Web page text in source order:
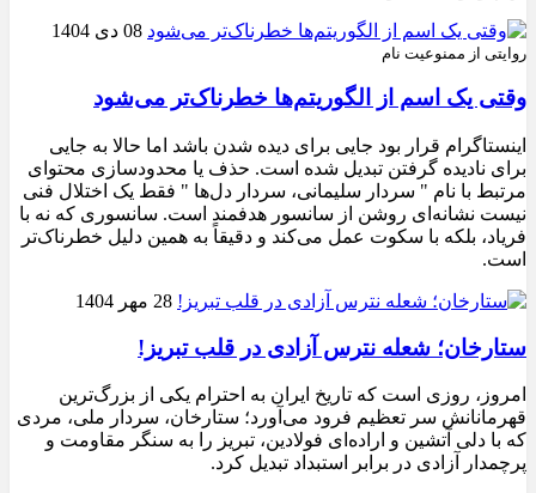
08 دی 1404
روایتی از ممنوعیت نام
وقتی یک اسم از الگوریتم‌ها خطرناک‌تر می‌شود
اینستاگرام قرار بود جایی برای دیده شدن باشد اما حالا به جایی
برای نادیده گرفتن تبدیل شده است. حذف یا محدودسازی محتوای
مرتبط با نام " سردار سلیمانی، سردار دل‌ها " فقط یک اختلال فنی
نیست نشانه‌ای روشن از سانسور هدفمند است. سانسوری که نه با
فریاد، بلکه با سکوت عمل می‌کند و دقیقاً به همین دلیل خطرناک‌تر
است.
28 مهر 1404
ستارخان؛ شعله نترس آزادی در قلب تبریز!
امروز، روزی است که تاریخ ایران به احترام یکی از بزرگ‌ترین
قهرمانانش سر تعظیم فرود می‌آورد؛ ستارخان، سردار ملی، مردی
که با دلی آتشین و اراده‌ای فولادین، تبریز را به سنگر مقاومت و
پرچمدار آزادی در برابر استبداد تبدیل کرد.